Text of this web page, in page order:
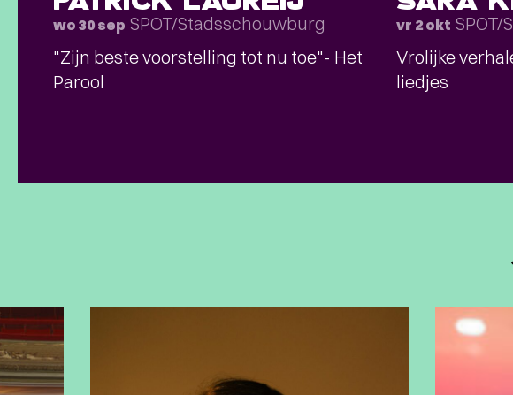
wo 30 sep SPOT/Stadsschouwburg
"Zijn beste voorstelling tot nu toe"- Het
Parool
vr 2 okt
Vrolijke
liedjes